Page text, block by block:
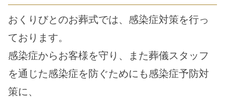
おくりびとのお葬式では、感染症対策を行っ
ております。
感染症からお客様を守り、また葬儀スタッフ
を通じた感染症を防ぐためにも感染症予防対
策に、